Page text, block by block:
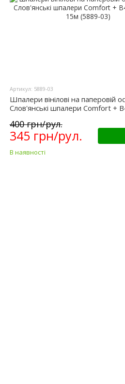
Артикул: 5889-03
Шпалери вінілові на паперовій
Слов'янські шпалери Comfort +
400 грн/рул.
345 грн/рул.
В наявності